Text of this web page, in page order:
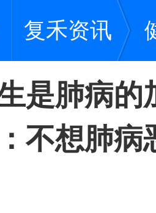
复禾资讯
是肺病的
不想肺病